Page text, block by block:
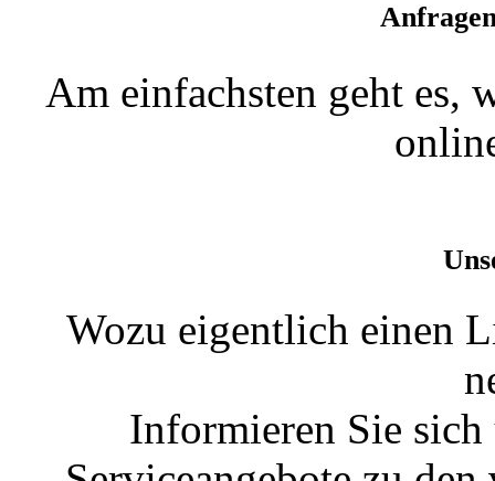
Am einfachsten geht es,
Wozu eigentlich einen
Informieren Sie sich